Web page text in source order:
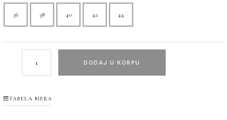
36 38 40 42 44
DODAJ U KORPU
TABELA MERA